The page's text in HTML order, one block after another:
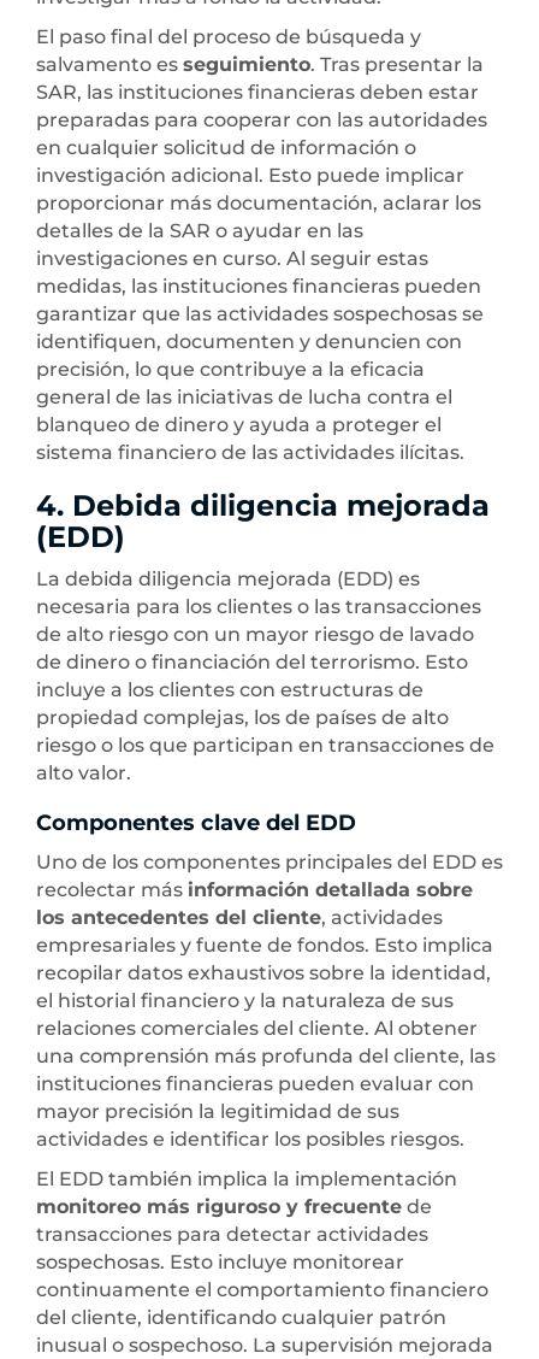
El paso final del proceso de búsqueda y
salvamento es seguimiento. Tras presentar la
SAR, las instituciones financieras deben estar
preparadas para cooperar con las autoridades
en cualquier solicitud de información o
investigación adicional. Esto puede implicar
proporcionar más documentación, aclarar los
detalles de la SAR o ayudar en las
investigaciones en curso. Al seguir estas
medidas, las instituciones financieras pueden
garantizar que las actividades sospechosas se
identifiquen, documenten y denuncien con
precisión, lo que contribuye a la eficacia
general de las iniciativas de lucha contra el
blanqueo de dinero y ayuda a proteger el
sistema financiero de las actividades ilícitas.
4. Debida diligencia mejorada
(EDD)
La debida diligencia mejorada (EDD) es
necesaria para los clientes o las transacciones
de alto riesgo con un mayor riesgo de lavado
de dinero o financiación del terrorismo. Esto
incluye a los clientes con estructuras de
propiedad complejas, los de países de alto
riesgo o los que participan en transacciones de
alto valor.
Componentes clave del EDD
Uno de los componentes principales del EDD es
recolectar más información detallada sobre
los antecedentes del cliente, actividades
empresariales y fuente de fondos. Esto implica
recopilar datos exhaustivos sobre la identidad,
el historial financiero y la naturaleza de sus
relaciones comerciales del cliente. Al obtener
una comprensión más profunda del cliente, las
instituciones financieras pueden evaluar con
mayor precisión la legitimidad de sus
actividades e identificar los posibles riesgos.
El EDD también implica la implementación
monitoreo más riguroso y frecuente de
transacciones para detectar actividades
sospechosas. Esto incluye monitorear
continuamente el comportamiento financiero
del cliente, identificando cualquier patrón
inusual o sospechoso. La supervisión mejorada